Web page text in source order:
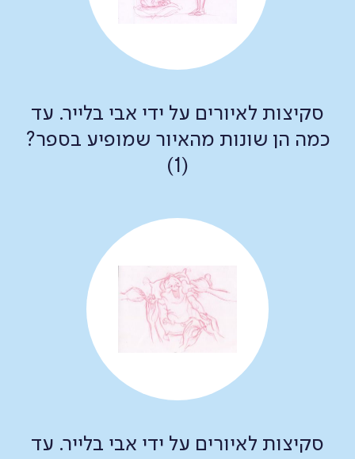
סקיצות לאיורים על ידי אבי בלייר. עד
כמה הן שונות מהאיור שמופיע בספר?
(1)
סקיצות לאיורים על ידי אבי בלייר. עד